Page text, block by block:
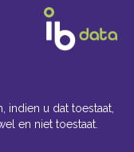
indien u dat toestaat,
en niet toestaat.